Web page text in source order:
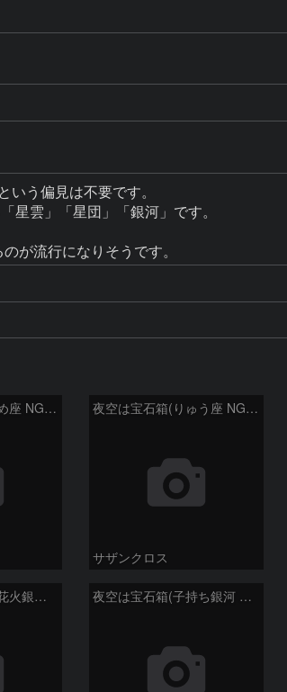
う偏見は不要です。
星雲」「星団」「銀河」です。
夜空は宝石箱(おとめ座 NGC5566) Seestar50 夜空は宝石箱(りゅう座 NGC6503) Seestar50
サザンクロス
夜空は宝石箱(回転花火銀河 M101) Seestar50 夜空は宝石箱(子持ち銀河 M51) Seestar50